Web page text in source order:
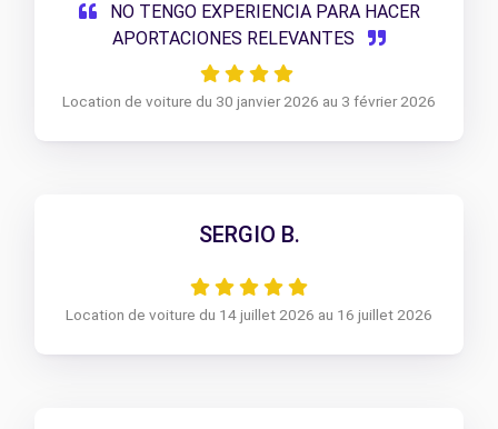
NO TENGO EXPERIENCIA PARA HACER
APORTACIONES RELEVANTES
Location de voiture du 30 janvier 2026 au 3 février 2026
SERGIO B.
Location de voiture du 14 juillet 2026 au 16 juillet 2026